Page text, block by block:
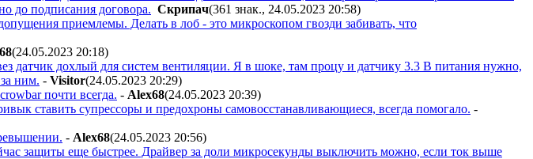
до подписания договора. Cкpипaч(361 знак., 24.05.2023 20:58)
приемлемы. Делать в лоб - это микроскопом гвозди забивать, что
(24.05.2023 20:18)
датчик дохлый для систем вентиляции. Я в шоке, там процу и датчику 3.3 В питания нужно,
ним. - Visitor(24.05.2023 20:29)
почти всегда. - Alex68(24.05.2023 20:39)
ставить супрессоры и предохроны самовосстанавливающиеся, всегда помогало. -
- Alex68(24.05.2023 20:56)
защиты еще быстрее. Драйвер за доли микросекунды выключить можно, если ток выше